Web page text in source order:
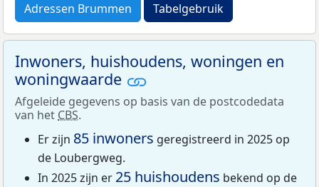
Adressen Brummen Tabelgebruik
Inwoners, huishoudens, woningen en
woningwaarde
Afgeleide gegevens op basis van de postcodedata
van het CBS.
Er zijn 85 inwoners geregistreerd in 2025 op
de Loubergweg.
In 2025 zijn er 25 huishoudens bekend op de